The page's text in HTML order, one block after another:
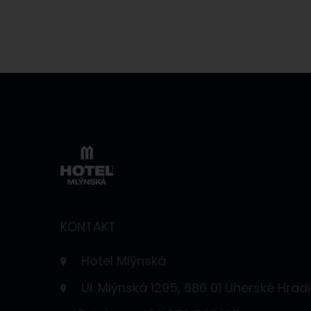
KONTAKT
Hotel Mlýnská
Ul. Mlýnská 1295, 686 01 Uherské